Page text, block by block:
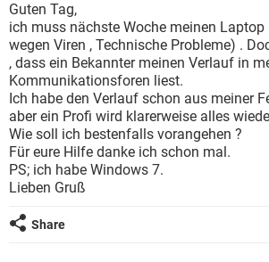
FACEBOOK
WHATSAPP TIKTOK
FACEBOOK
ANDROID
WINDOWS 10
WHATSAPP
FACEBOOK
Guten Tag,
ich muss nächste Woche meinen
wegen Viren , Technische Probleme) .
, dass ein Bekannter meinen Verlauf in
Kommunikationsforen liest.
Ich habe den Verlauf schon aus meiner
aber ein Profi wird klarerweise alles
Wie soll ich bestenfalls vorangehen ?
Für eure Hilfe danke ich schon mal.
PS; ich habe Windows 7.
Lieben Gruß
Share